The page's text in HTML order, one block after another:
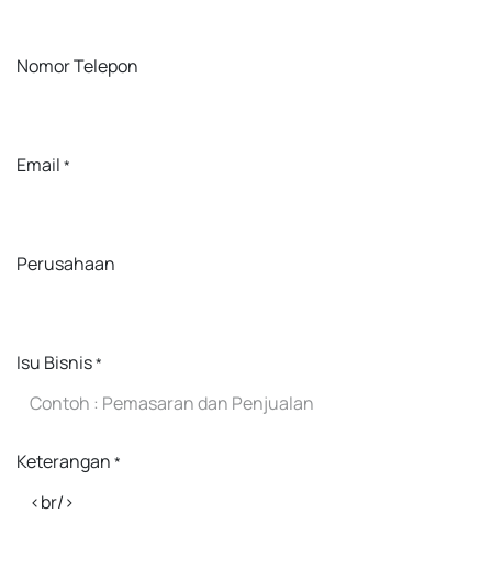
Nomor Telepon
Email *
Perusahaan
Isu Bisnis*
Keterangan *